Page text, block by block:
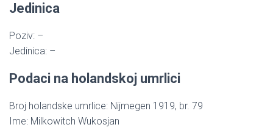
Jedinica
Poziv: –
Jedinica: –
Podaci na holandskoj umrlici
Broj holandske umrlice: Nijmegen 1919, br. 79
Ime: Milkowitch Wukosjan